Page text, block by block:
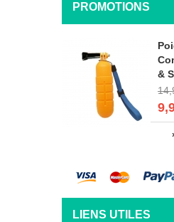
PROMOTIONS
&
LIENS UTILES